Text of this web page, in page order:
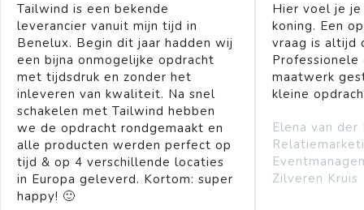
Tailwind is een bekende
leverancier vanuit mijn tijd in
Benelux. Begin dit jaar hadden wij
een bijna onmogelijke opdracht
met tijdsdruk en zonder het
inleveren van kwaliteit. Na snel
schakelen met Tailwind hebben
we de opdracht rondgemaakt en
alle producten werden perfect op
tijd & op 4 verschillende locaties
in Europa geleverd. Kortom: super
happy! 🙂
Hier voel je
koning. Een
vraag is altijd
Professionele
maatwerk
kleine
Elena van der
Zilveren Kruis